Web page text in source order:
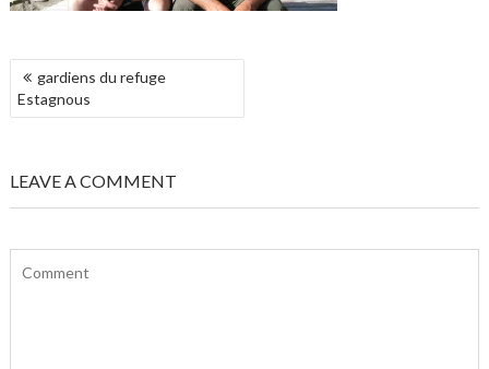
NAVIGATION
DE
L’ARTICLE
gardiens du refuge
Estagnous
LEAVE A COMMENT